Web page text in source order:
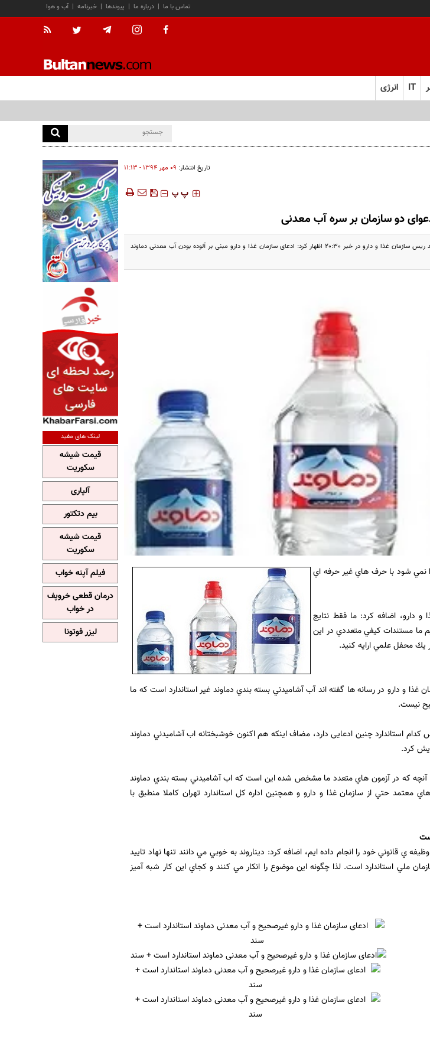
آب و هوا | خبرنامه | پیوندها | درباره ما | تماس با ما
IT انرژی
تاریخ انتشار: ۰۹ مهر ۱۳۹۴ - ۱۱:۱۳
‍‍‍ پ پ
دو سازمان بر سره آب معدنی
مدير كل استاندارد استان تهران در پاسخ به اظهارات ديناروند ريس سازمان غذا و دارو در خبر ٢٠:٣٠ اظهار کرد: ادعای سازمان غذا و دارو مبنی بر آلوده بودن آب معدنی دماوند
نمي شود با حرف هاي غير حرفه اي
دارو، اضافه کرد: ما فقط نتايج
ما مستندات كيفي متعددي در اين
يك محفل علمي ارايه کنید.
غذا و دارو در رسانه ها گفته اند آب آشاميدني بسته بندي دماوند غير استاندارد است كه ما
نيست.
كدام استاندارد چنین ادعایی دارد، مضاف اينكه هم اكنون خوشبختانه اب آشاميدني دماوند
کرد.
آنچه كه در آزمون هاي متعدد ما مشخص شده اين است كه اب آشاميدني بسته بندي دماوند
معتمد حتي از سازمان غذا و دارو و همچنين اداره كل استاندارد تهران كاملا منطبق با
ي قانوني خود را انجام داده ايم، اضافه کرد: ديناروند به خوبي مي دانند تنها نهاد تاييد
ملي استاندارد است. لذا چگونه اين موضوع را انكار مي كنند و كجاي اين كار شبه آميز
لینک های مفید
قیمت شیشه
سکوریت
آلپاری
بیم دتکتور
قیمت شیشه
سکوریت
فیلم آپنه خواب
درمان قطعی خروپف
در خواب
لیزر فوتونا